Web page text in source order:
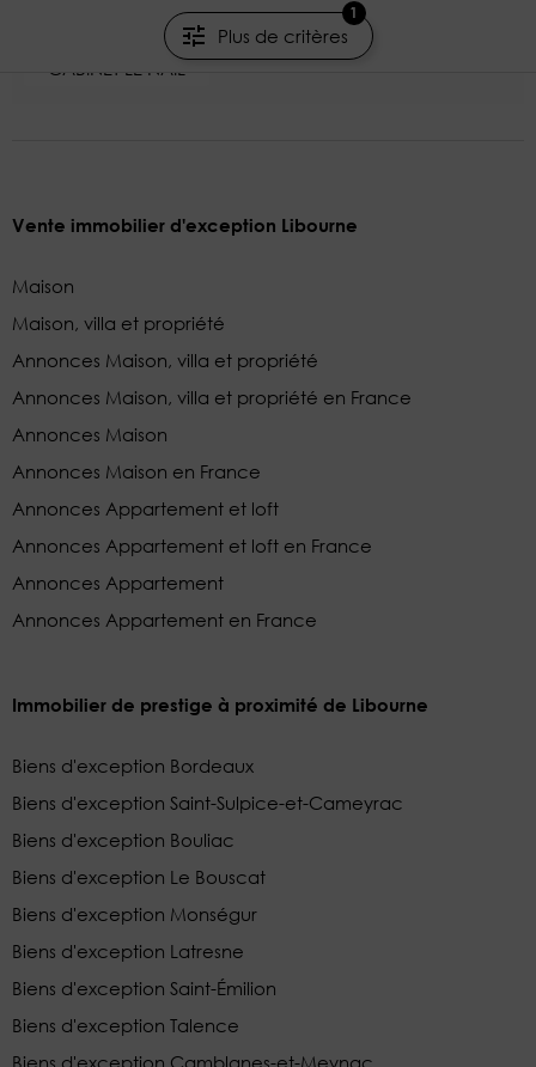
Plus de critères
1
13 pièces 9 chambres
CABINET LE NAIL
Vente immobilier d'exception Libourne
Maison
Maison, villa et propriété
Annonces Maison, villa et propriété
Annonces Maison, villa et propriété en France
Annonces Maison
Annonces Maison en France
Annonces Appartement et loft
Annonces Appartement et loft en France
Annonces Appartement
Annonces Appartement en France
Immobilier de prestige à proximité de Libourne
Biens d'exception Bordeaux
Biens d'exception Saint-Sulpice-et-Cameyrac
Biens d'exception Bouliac
Biens d'exception Le Bouscat
Biens d'exception Monségur
Biens d'exception Latresne
Biens d'exception Saint-Émilion
Biens d'exception Talence
Biens d'exception Camblanes-et-Meynac